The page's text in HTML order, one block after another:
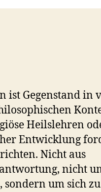
ist Gegenstand in
Heilslehren
Entwicklung
Nicht aus
nicht
um sich zu